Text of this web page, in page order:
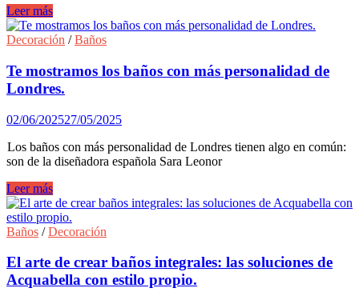
Vivir
sin
salir
casa:
inspiración
para
un
refugio
de
luz,
calma
y
conexión
con
el
entorno.
Leer más
Decoración /Baños
Te mostramos los baños con más personalidad de
Londres.
02/06/202527/05/2025
Los baños con más personalidad de Londres tienen algo en común:
son de la diseñadora española Sara Leonor
Te
mostramos
los
baños
más
personalidad
de
Leer más
Baños /Decoración
El arte de crear baños integrales: las soluciones de
Acquabella con estilo propio.